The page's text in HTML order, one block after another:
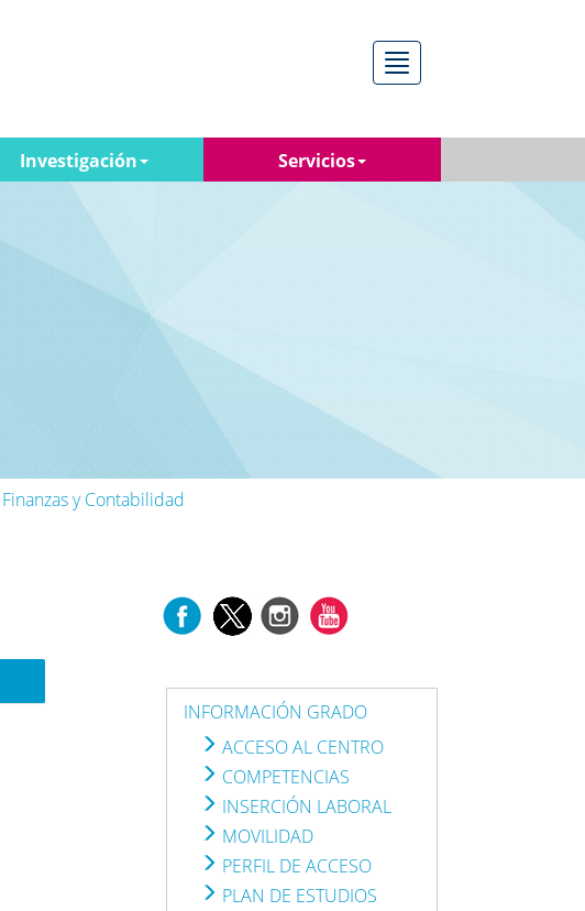
Menú
Investigación Servicios
y Contabilidad
INFORMACIÓN GRADO
ACCESO AL CENTRO
COMPETENCIAS
INSERCIÓN LABORAL
MOVILIDAD
PERFIL DE ACCESO
PLAN DE ESTUDIOS